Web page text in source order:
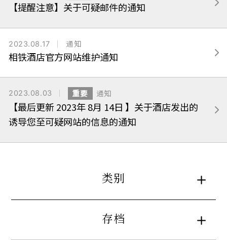
【提醒注意】关于可疑邮件的通知
2023.08.17 通知
相铁酒店官方网站维护通知
2023.08.03 重要 通知
【最后更新 2023年 8月 14日 】关于酒店发出的
诱导您至可疑网站的信息的通知
类别
存档